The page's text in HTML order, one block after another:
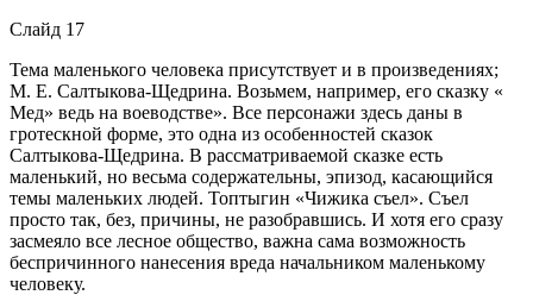
Слайд 17
Тема маленького человека присутствует и в произведениях;
М. Е. Салтыкова-Щедрина. Возьмем, например, его сказку «
Мед» ведь на воеводстве». Все персонажи здесь даны в
гротескной форме, это одна из особенностей сказок
Салтыкова-Щедрина. В рассматриваемой сказке есть
маленький, но весьма содержательны, эпизод, касающийся
темы маленьких людей. Топтыгин «Чижика съел». Съел
просто так, без, причины, не разобравшись. И хотя его сразу
засмеяло все лесное общество, важна сама возможность
беспричинного нанесения вреда начальником маленькому
человеку.